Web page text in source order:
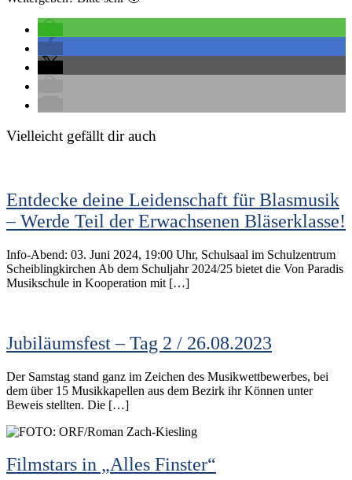
Vielleicht gefällt dir auch
Entdecke deine Leidenschaft für Blasmusik
– Werde Teil der Erwachsenen Bläserklasse!
Info-Abend: 03. Juni 2024, 19:00 Uhr, Schulsaal im Schulzentrum
Scheiblingkirchen Ab dem Schuljahr 2024/25 bietet die Von Paradis
Musikschule in Kooperation mit […]
Jubiläumsfest – Tag 2 / 26.08.2023
Der Samstag stand ganz im Zeichen des Musikwettbewerbes, bei
dem über 15 Musikkapellen aus dem Bezirk ihr Können unter
Beweis stellten. Die […]
Filmstars in „Alles Finster“